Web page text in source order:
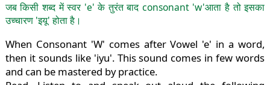
जब किसी शब्द में स्वर 'e' के तुरंत बाद consonant 'w'आता है तो इसका
उच्चारण 'इयू' होता है।
When Consonant 'W' comes after Vowel 'e' in a word,
then it sounds like 'iyu'. This sound comes in few words
and can be mastered by practice.